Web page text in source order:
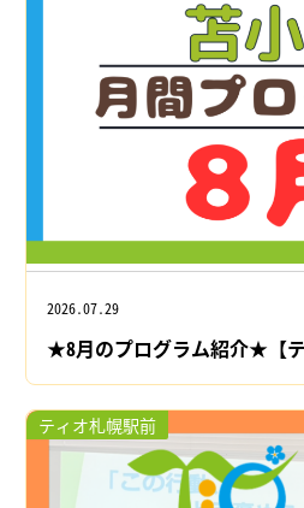
2026.07.29
★8月のプログラム紹介★【テ
ティオ札幌駅前